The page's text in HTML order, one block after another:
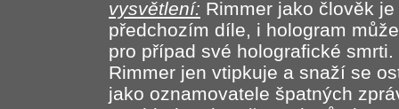
vysvětlení: Rimmer jako člověk
předchozím díle, i hologram
pro případ své holografické smrti.
Rimmer jen vtipkuje a snaží se
jako oznamovatele špatných